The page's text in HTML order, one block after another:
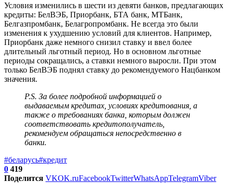
Условия изменились в шести из девяти банков, предлагающих
кредиты: БелВЭБ, Приорбанк, БТА банк, МТБанк,
Белгазпромбанк, Белагропромбанк. Не всегда это были
изменения к ухудшению условий для клиентов. Например,
Приорбанк даже немного снизил ставку и ввел более
длительный льготный период. Но в основном льготные
периоды сокращались, а ставки немного выросли. При этом
только БелВЭБ поднял ставку до рекомендуемого Нацбанком
значения.
P.S. За более подробной информацией о
выдаваемым кредитах, условиях кредитования, а
также о требованиях банка, которым должен
соответствовать кредитополучатель,
рекомендуем обращаться непосредственно в
банки.
#беларусь#кредит
0 419
Поделится VKOK.ruFacebookTwitterWhatsAppTelegramViber